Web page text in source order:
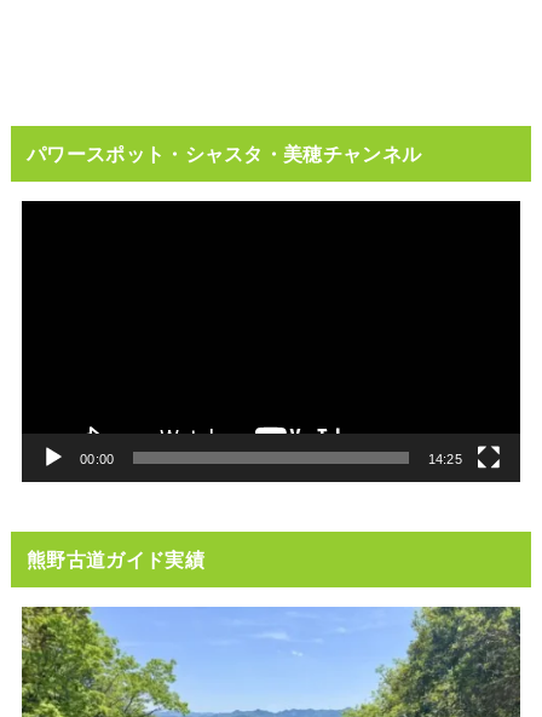
パワースポット・シャスタ・美穂チャンネル
00:00 14:25
熊野古道ガイド実績